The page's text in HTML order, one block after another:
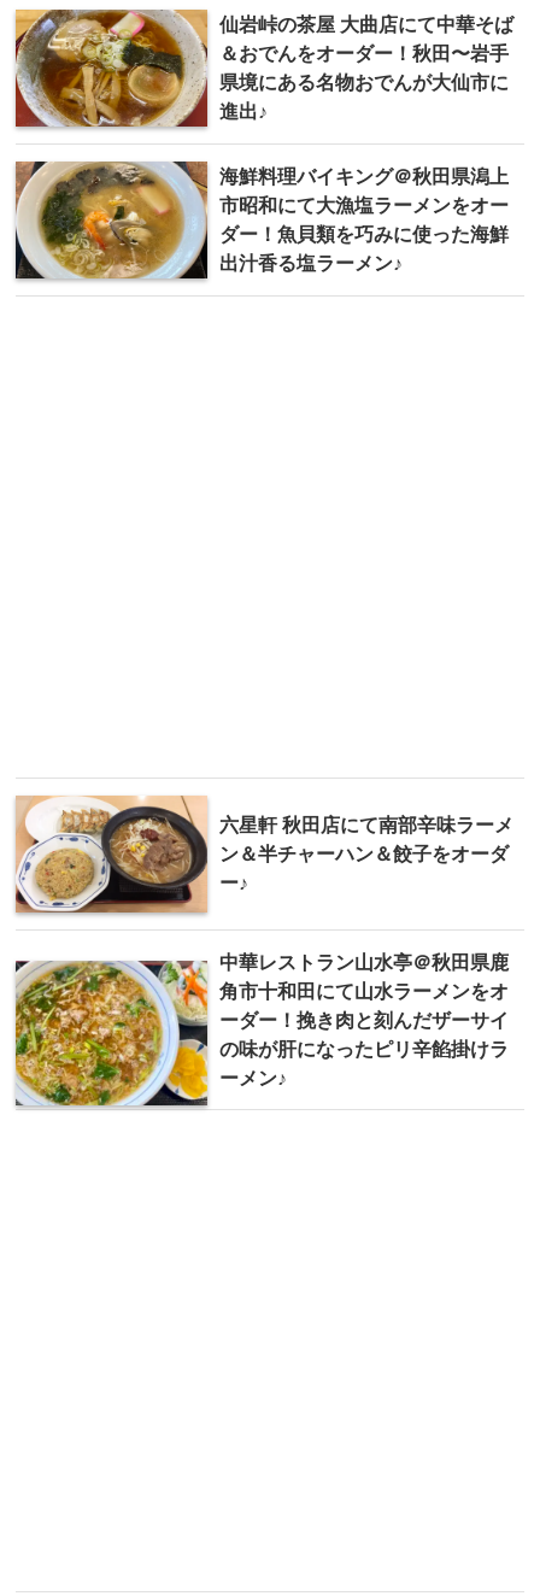
仙岩峠の茶屋 大曲店にて中華そば
＆おでんをオーダー！秋田〜岩手
県境にある名物おでんが大仙市に
進出♪
海鮮料理バイキング＠秋田県潟上
市昭和にて大漁塩ラーメンをオー
ダー！魚貝類を巧みに使った海鮮
出汁香る塩ラーメン♪
六星軒 秋田店にて南部辛味ラーメ
ン＆半チャーハン＆餃子をオーダ
ー♪
中華レストラン山水亭＠秋田県鹿
角市十和田にて山水ラーメンをオ
ーダー！挽き肉と刻んだザーサイ
の味が肝になったピリ辛餡掛けラ
ーメン♪